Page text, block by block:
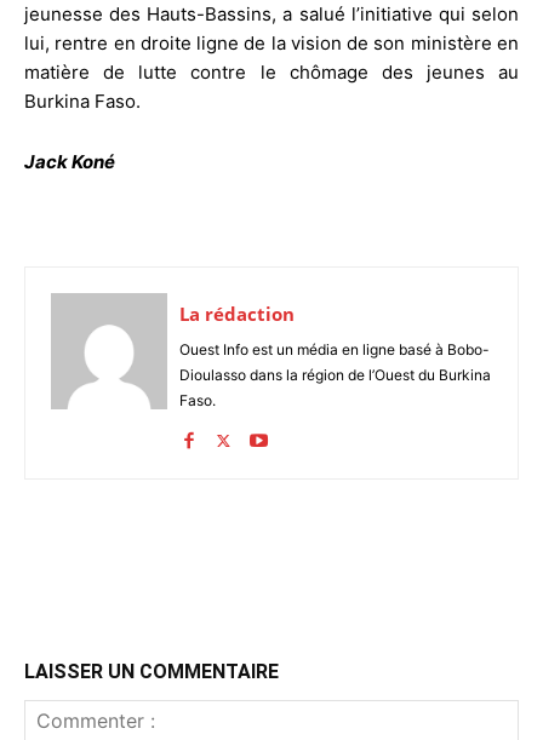
jeunesse des Hauts-Bassins, a salué l’initiative qui selon
lui, rentre en droite ligne de la vision de son ministère en
matière de lutte contre le chômage des jeunes au
Burkina Faso.
Jack Koné
La rédaction
Ouest Info est un média en ligne basé à Bobo-
Dioulasso dans la région de l’Ouest du Burkina
Faso.
LAISSER UN COMMENTAIRE